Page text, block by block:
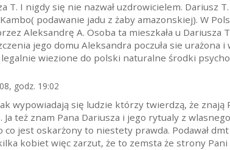
T. I nigdy się nie nazwał uzdrowicielem. Dariusz
podawanie jadu z żaby amazonskiej). W
Aleksandrę A. Osoba ta mieszkała u Dariusza
jego domu Aleksandra poczuła sie urażona
wiezione do polski naturalne środki
godz. 19:02
wypowiadają się ludzie którzy twierdzą, że znają
Ja też znam Pana Dariusza i jego rytualy z
co jest oskarżony to niestety prawda. Podawał
kobiet więc zarzut, że to zemsta że strony